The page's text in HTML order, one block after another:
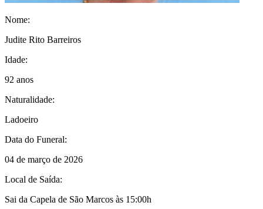
Nome:
Judite Rito Barreiros
Idade:
92 anos
Naturalidade:
Ladoeiro
Data do Funeral:
04 de março de 2026
Local de Saída:
Sai da Capela de São Marcos às 15:00h